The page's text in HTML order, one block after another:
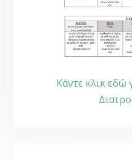
Κάντε κλικ εδώ